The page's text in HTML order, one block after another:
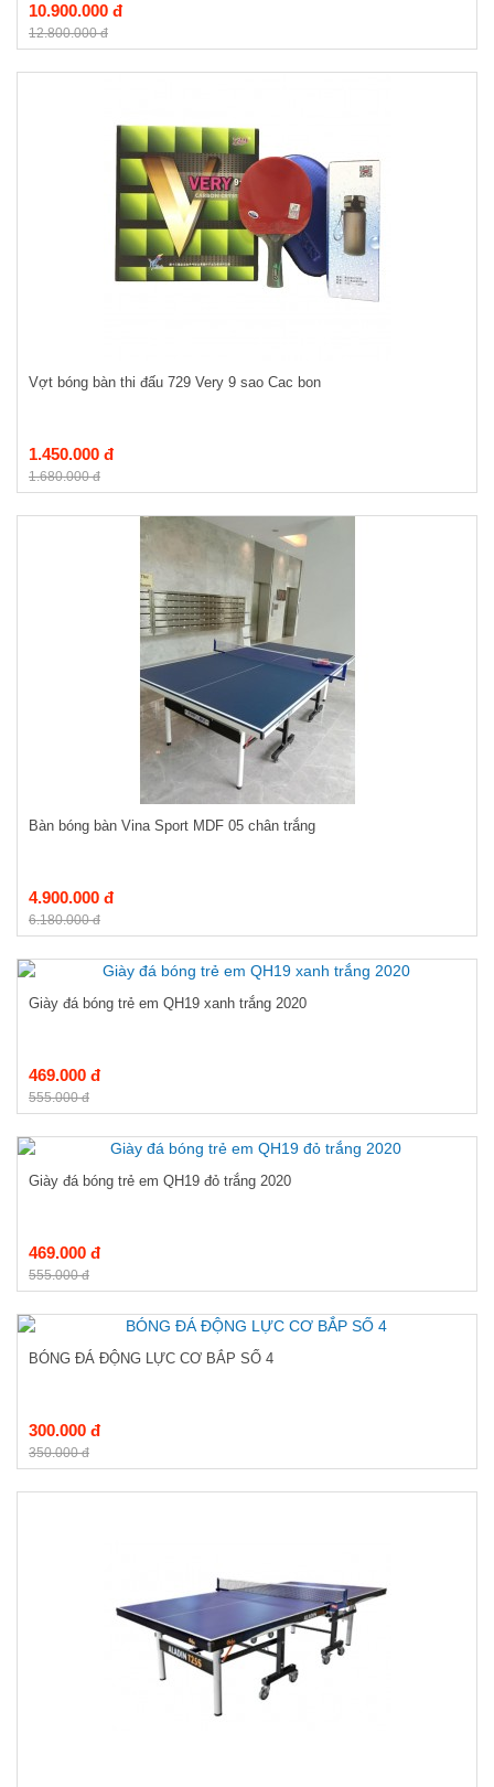
10.900.000 đ
12.800.000 đ
Vợt bóng bàn thi đấu 729 Very 9 sao Cac bon
1.450.000 đ
1.680.000 đ
Bàn bóng bàn Vina Sport MDF 05 chân trắng
4.900.000 đ
6.180.000 đ
Giày đá bóng trẻ em QH19 xanh trắng 2020
469.000 đ
555.000 đ
Giày đá bóng trẻ em QH19 đỏ trắng 2020
469.000 đ
555.000 đ
BÓNG ĐÁ ĐỘNG LỰC CƠ BẮP SỐ 4
300.000 đ
350.000 đ